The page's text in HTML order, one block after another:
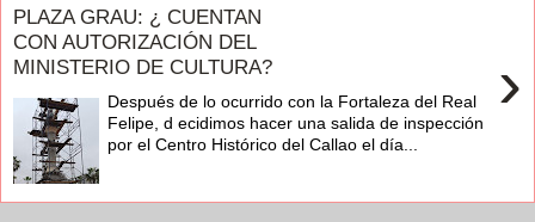
PLAZA GRAU: ¿ CUENTAN
CON AUTORIZACIÓN DEL
MINISTERIO DE CULTURA?
›
Después de lo ocurrido con la Fortaleza del Real
Felipe, d ecidimos hacer una salida de inspección
por el Centro Histórico del Callao el día...